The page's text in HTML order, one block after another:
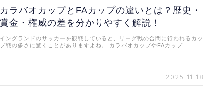
カラバオカップとFAカップの違いとは？歴史・
賞金・権威の差を分かりやすく解説！
2025-11-18
イングランドのサッカーを観戦していると、リーグ戦の合間に行われるカッ
プ戦の多さに驚くことがありますよね。 カラバオカップやFAカップ …